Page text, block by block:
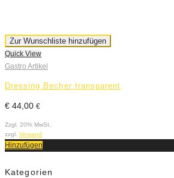
Zur Wunschliste hinzufügen
Quick View
Gastro Artikel
Dressing Becher transparent
€ 44,00 €
Zzgl. 20% MwSt.
zzgl. Versand
Hinzufügen
Kategorien